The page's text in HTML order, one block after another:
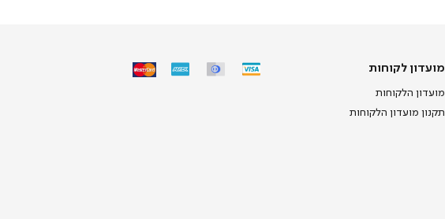
מועדון לקוחות
מועדון הלקוחות
תקנון מועדון הלקוחות